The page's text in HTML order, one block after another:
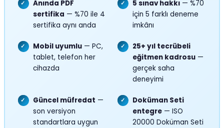
✓
Anında PDF
sertifika — %70 ile 4
sertifika aynı anda
✓ 5 sınav hakkı — %70
için 5 farklı deneme
imkânı
✓ Mobil uyumlu— PC,
tablet, telefon her
cihazda
✓
25+ yıl tecrübeli
eğitmen kadrosu —
gerçek saha
deneyimi
✓ Güncel müfredat —
son versiyon
standartlara uygun
✓
Doküman Seti
entegre — ISO
20000 Doküman Seti